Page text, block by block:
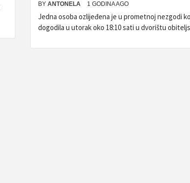
BY ANTONELA 1 GODINA AGO
Jedna osoba ozlijeđena je u prometnoj nezgodi
dogodila u utorak oko 18:10 sati u dvorištu